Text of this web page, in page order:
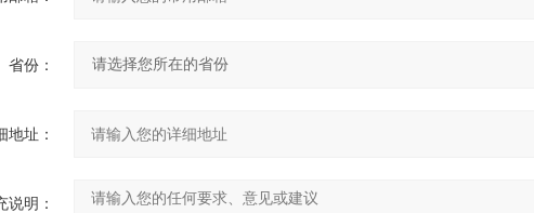
省份：
地址：
说明：